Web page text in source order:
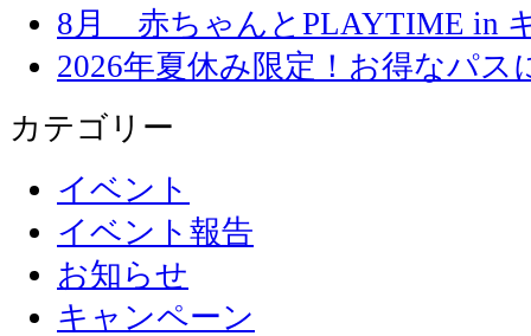
8月 赤ちゃんとPLAYTIME in
2026年夏休み限定！お得なパス
カテゴリー
イベント
イベント報告
お知らせ
キャンペーン